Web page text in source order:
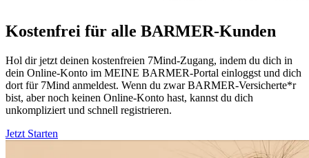
Kostenfrei für alle BARMER-Kunden
Hol dir jetzt deinen kostenfreien 7Mind-Zugang, indem du dich in
dein Online-Konto im MEINE BARMER-Portal einloggst und dich
dort für 7Mind anmeldest. Wenn du zwar BARMER-Versicherte*r
bist, aber noch keinen Online-Konto hast, kannst du dich
unkompliziert und schnell registrieren.
Jetzt Starten